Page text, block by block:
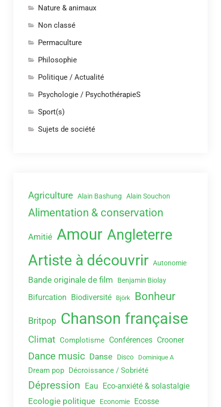
Nature & animaux
Non classé
Permaculture
Philosophie
Politique / Actualité
Psychologie / PsychothérapieS
Sport(s)
Sujets de société
Agriculture Alain Bashung Alain Souchon
Alimentation & conservation
Amitié Amour Angleterre
Artiste à découvrir Autonomie
Bande originale de film Benjamin Biolay
Bifurcation Biodiversité Björk Bonheur
Britpop Chanson française
Climat Complotisme Conférences Crooner
Dance music Danse Disco Dominique A
Dream pop Décroissance / Sobriété
Dépression Eau Eco-anxiété & solastalgie
Ecologie politique Economie Ecosse